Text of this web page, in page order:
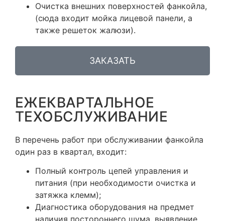
Очистка внешних поверхностей фанкойла,
(сюда входит мойка лицевой панели, а
также решеток жалюзи).
ЗАКАЗАТЬ
ЕЖЕКВАРТАЛЬНОЕ
ТЕХОБСЛУЖИВАНИЕ
В перечень работ при обслуживании фанкойла
один раз в квартал, входит:
Полный контроль цепей управления и
питания (при необходимости очистка и
затяжка клемм);
Диагностика оборудования на предмет